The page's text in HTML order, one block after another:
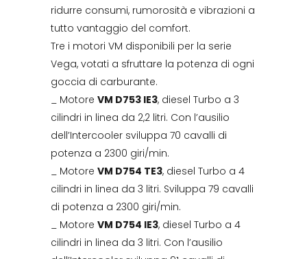
ridurre consumi, rumorosità e vibrazioni a
tutto vantaggio del comfort.
Tre i motori VM disponibili per la serie
Vega, votati a sfruttare la potenza di ogni
goccia di carburante.
_ Motore VM D753 IE3, diesel Turbo a 3
cilindri in linea da 2,2 litri. Con l’ausilio
dell’Intercooler sviluppa 70 cavalli di
potenza a 2300 giri/min.
_ Motore VM D754 TE3, diesel Turbo a 4
cilindri in linea da 3 litri. Sviluppa 79 cavalli
di potenza a 2300 giri/min.
_ Motore VM D754 IE3, diesel Turbo a 4
cilindri in linea da 3 litri. Con l’ausilio